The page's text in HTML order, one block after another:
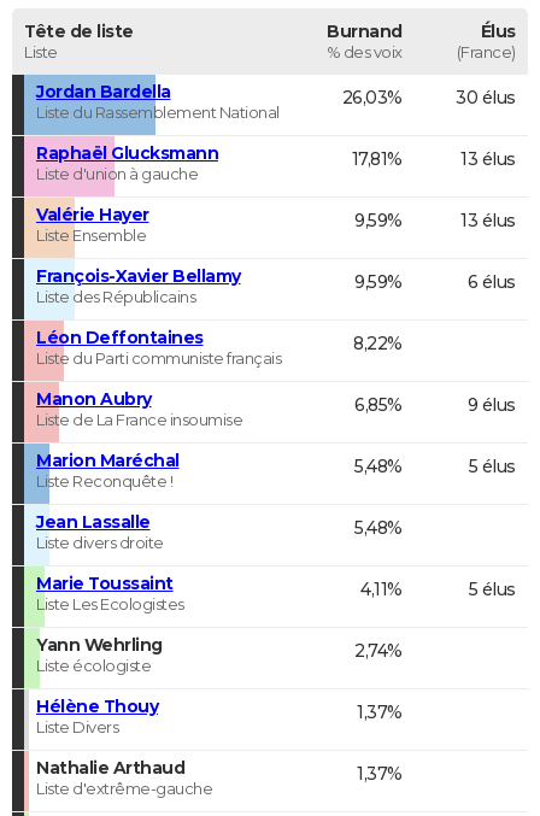
Tête de liste
Liste
Burnand
% des voix
Élus
(France)
Jordan Bardella
Liste du Rassemblement National
26,03% 30 élus
Raphaël Glucksmann
Liste d'union à gauche
17,81% 13 élus
Valérie Hayer
Liste Ensemble
9,59% 13 élus
François-Xavier Bellamy
Liste des Républicains
9,59% 6 élus
Léon Deffontaines
Liste du Parti communiste français
8,22%
Manon Aubry
Liste de La France insoumise
6,85% 9 élus
Marion Maréchal
Liste Reconquête !
5,48% 5 élus
Jean Lassalle
Liste divers droite
5,48%
Marie Toussaint
Liste Les Ecologistes
4,11% 5 élus
Yann Wehrling
Liste écologiste
2,74%
Hélène Thouy
Liste Divers
1,37%
Nathalie Arthaud
Liste d'extrême-gauche
1,37%